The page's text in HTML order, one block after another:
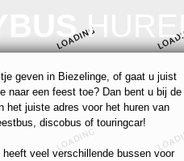
geven in Biezelinge, of gaat u juist
naar een feest toe? Dan bent u bij de
het juiste adres voor het huren van
discobus of touringcar!
heeft veel verschillende bussen voor